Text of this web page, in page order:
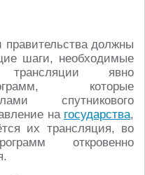
должны
шаги, необходимые
явно
которые
спутникового
на государства,
их трансляция, во
откровенно